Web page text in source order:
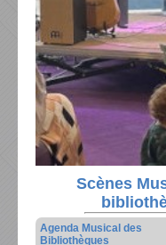
Scènes
Agenda Musical des
Bibliothèques